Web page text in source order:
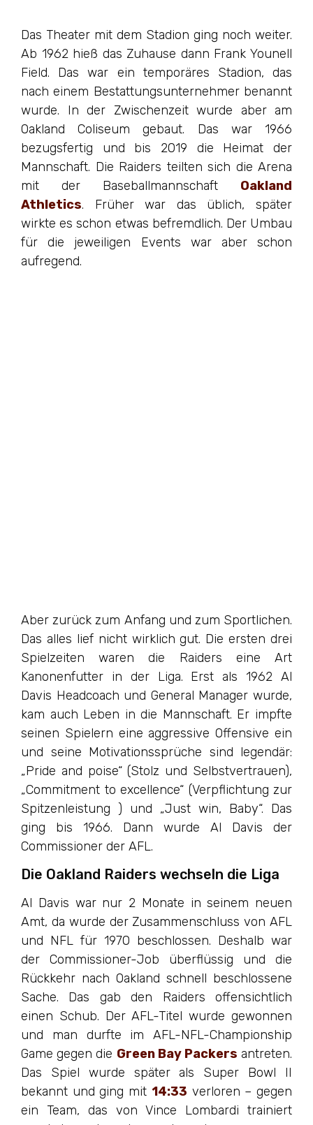
Das Theater mit dem Stadion ging noch weiter.
Ab 1962 hieß das Zuhause dann Frank Younell
Field. Das war ein temporäres Stadion, das
nach einem Bestattungsunternehmer benannt
wurde. In der Zwischenzeit wurde aber am
Oakland Coliseum gebaut. Das war 1966
bezugsfertig und bis 2019 die Heimat der
Mannschaft. Die Raiders teilten sich die Arena
mit der Baseballmannschaft Oakland
Athletics. Früher war das üblich, später
wirkte es schon etwas befremdlich. Der Umbau
für die jeweiligen Events war aber schon
aufregend.
Aber zurück zum Anfang und zum Sportlichen.
Das alles lief nicht wirklich gut. Die ersten drei
Spielzeiten waren die Raiders eine Art
Kanonenfutter in der Liga. Erst als 1962 Al
Davis Headcoach und General Manager wurde,
kam auch Leben in die Mannschaft. Er impfte
seinen Spielern eine aggressive Offensive ein
und seine Motivationssprüche sind legendär:
„Pride and poise“ (Stolz und Selbstvertrauen),
„Commitment to excellence“ (Verpflichtung zur
Spitzenleistung ) und „Just win, Baby“. Das
ging bis 1966. Dann wurde Al Davis der
Commissioner der AFL.
Die Oakland Raiders wechseln die Liga
Al Davis war nur 2 Monate in seinem neuen
Amt, da wurde der Zusammenschluss von AFL
und NFL für 1970 beschlossen. Deshalb war
der Commissioner-Job überflüssig und die
Rückkehr nach Oakland schnell beschlossene
Sache. Das gab den Raiders offensichtlich
einen Schub. Der AFL-Titel wurde gewonnen
und man durfte im AFL-NFL-Championship
Game gegen die Green Bay Packers antreten.
Das Spiel wurde später als Super Bowl II
bekannt und ging mit 14:33 verloren – gegen
ein Team, das von Vince Lombardi trainiert